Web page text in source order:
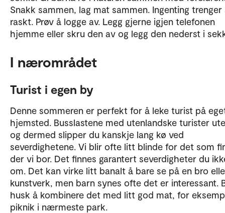
Snakk sammen, lag mat sammen. Ingenting trenger
raskt. Prøv å logge av. Legg gjerne igjen telefonen
hjemme eller skru den av og legg den nederst i
I nærområdet
Turist i egen by
Denne sommeren er perfekt for å leke turist på
hjemsted. Busslastene med utenlandske turister
og dermed slipper du kanskje lang kø ved
severdighetene. Vi blir ofte litt blinde for det som
der vi bor. Det finnes garantert severdigheter du
om. Det kan virke litt banalt å bare se på en bro
kunstverk, men barn synes ofte det er interessant.
husk å kombinere det med litt god mat, for
piknik i nærmeste park.